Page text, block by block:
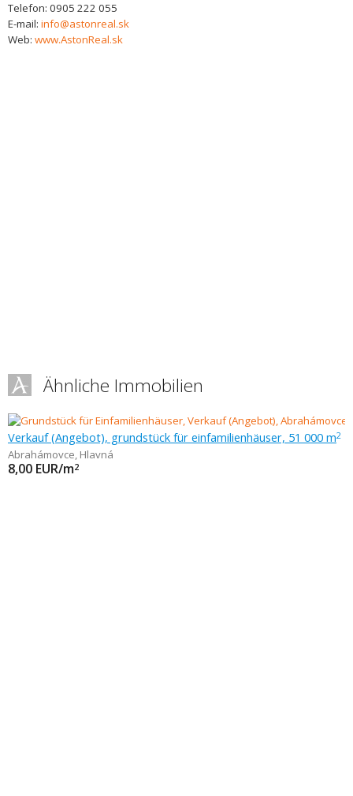
Telefon: 0905 222 055
E-mail: info@astonreal.sk
Web: www.AstonReal.sk
Ähnliche Immobilien
Verkauf (Angebot), grundstück für einfamilienhäuser, 51 000 m2
Abrahámovce, Hlavná
8,00 EUR/m2